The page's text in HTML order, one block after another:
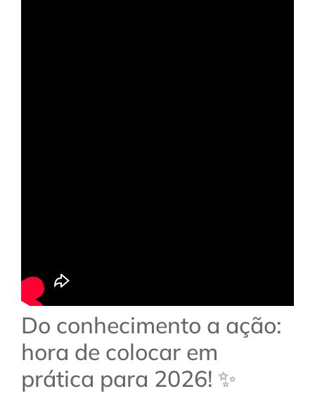
Do conhecimento a ação:
hora de colocar em
prática para 2026! ✨